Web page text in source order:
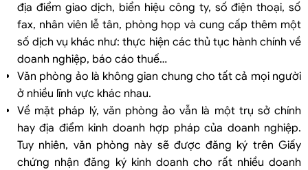
địa điểm giao dịch, biển hiệu công ty, số điện thoại, số
fax, nhân viên lễ tân, phòng họp và cung cấp thêm một
số dịch vụ khác như: thực hiện các thủ tục hành chính về
doanh nghiệp, báo cáo thuế…
Văn phòng ảo là không gian chung cho tất cả mọi người
ở nhiều lĩnh vực khác nhau.
Về mặt pháp lý, văn phòng ảo vẫn là một trụ sở chính
hay địa điểm kinh doanh hợp pháp của doanh nghiệp.
Tuy nhiên, văn phòng này sẽ được đăng ký trên Giấy
chứng nhận đăng ký kinh doanh cho rất nhiều doanh